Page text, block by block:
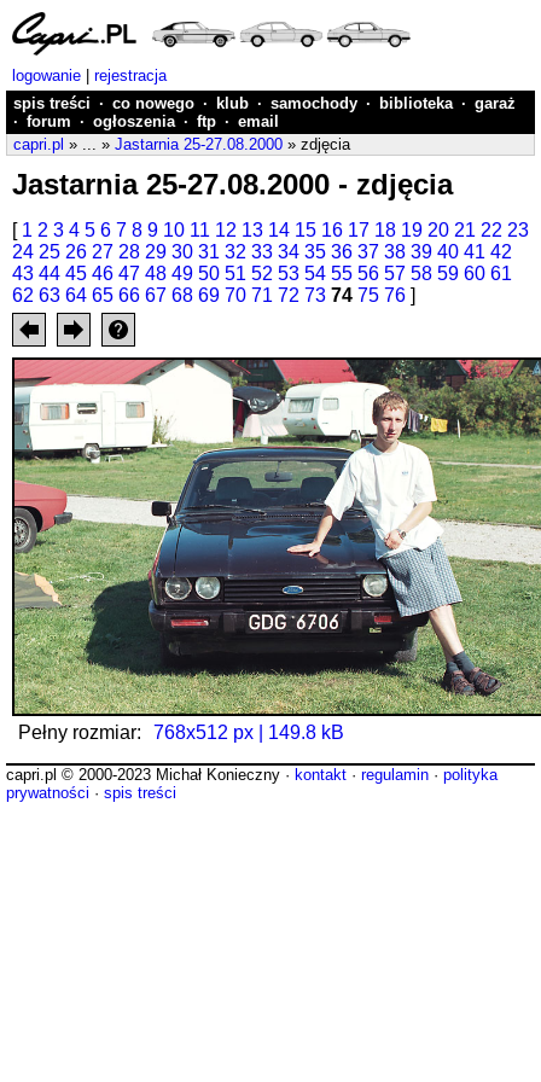
logowanie
rejestracja
spis treści · co nowego · klub · samochody · biblioteka · garaż
· forum · ogłoszenia · ftp · email
capri.pl » ... » Jastarnia 25-27.08.2000 » zdjęcia
Jastarnia 25-27.08.2000 - zdjęcia
[ 1 2 3 4 5 6 7 8 9 10 11 12 13 14 15 16 17 18 19 20 21 22 23
24 25 26 27 28 29 30 31 32 33 34 35 36 37 38 39 40 41 42
43 44 45 46 47 48 49 50 51 52 53 54 55 56 57 58 59 60 61
62 63 64 65 66 67 68 69 70 71 72 73 74 75 76 ]
Pełny rozmiar: 768x512 px | 149.8 kB
capri.pl © 2000-2023 Michał Konieczny · kontakt · regulamin · polityka
prywatności · spis treści